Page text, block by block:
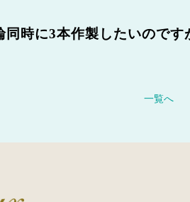
時に3本作製したいのです
一覧へ